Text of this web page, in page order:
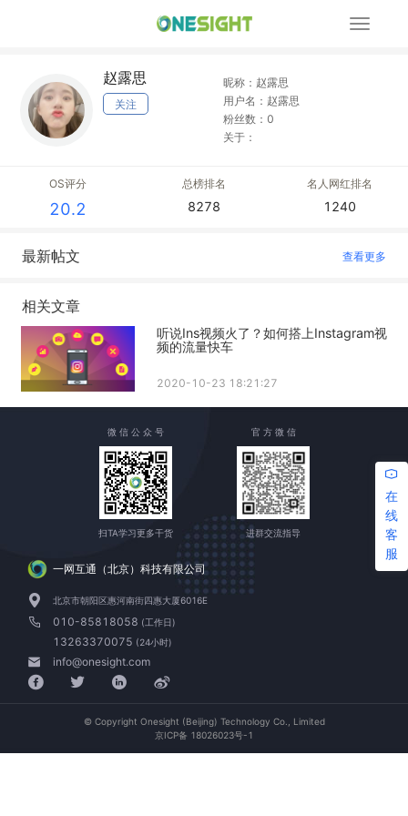
展
赵露思
关注
昵称：赵露思
用户名：赵露思
粉丝数：0
关于：
OS评分
20.2
总榜排名
8278
名人网红排名
1240
最新帖文 查看更多
相关文章
听说Ins视频火了？如何搭上Instagram视
频的流量快车
2020-10-23 18:21:27
在
线
客
服
一网互通（北京）科技有限公司
北京市朝阳区惠河南街四惠大厦6016E
010-85818058 (工作日)
13263370075 (24小时)
info@onesight.com
微 信 公 众 号
扫TA学习更多干货
官 方 微 信
进群交流指导
© Copyright Onesight (Beijing) Technology Co., Limited
京ICP备 18026023号-1